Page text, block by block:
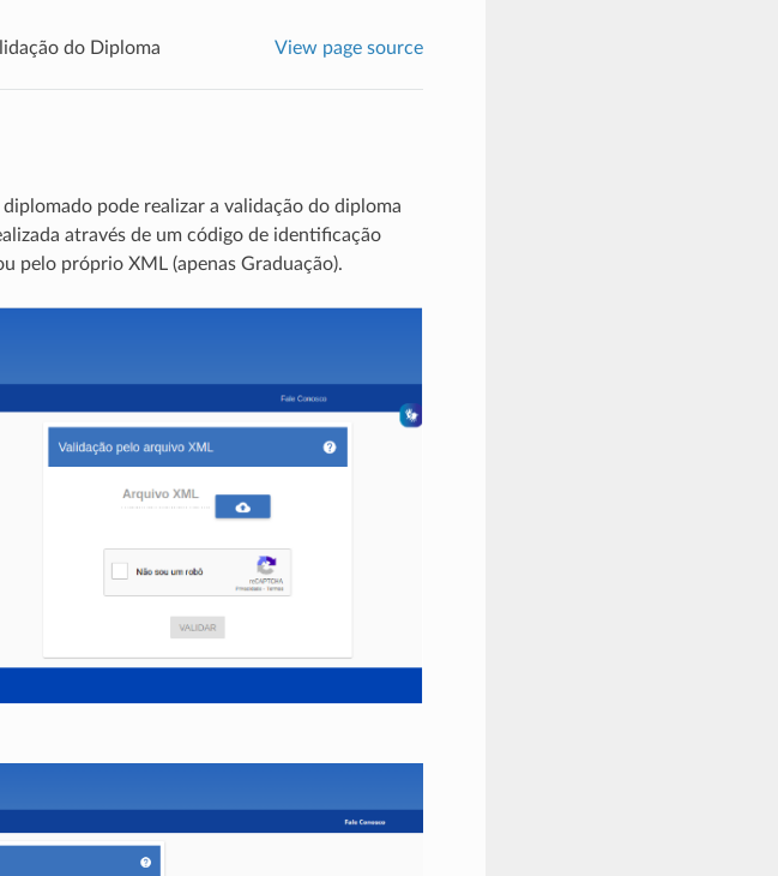
do Diploma View page source
pode realizar a validação do diploma
através de um código de identificação
pelo próprio XML (apenas Graduação).